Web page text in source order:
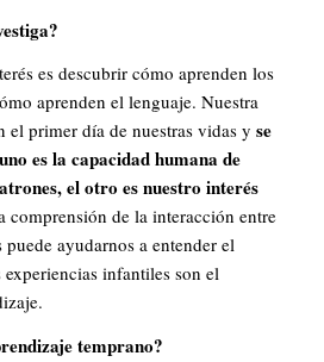
es descubrir cómo aprenden los
aprenden el lenguaje. Nuestra
el primer día de nuestras vidas y se
es la capacidad humana de
el otro esnuestro interés
comprensión de la interacción entre
ayudarnos a entender el
experiencias infantiles son el
.
temprano?